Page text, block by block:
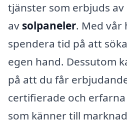
tjänster som erbjuds
av solpaneler. Med vår
spendera tid på att
egen hand. Dessutom
på att du får
certifierade och
som känner till